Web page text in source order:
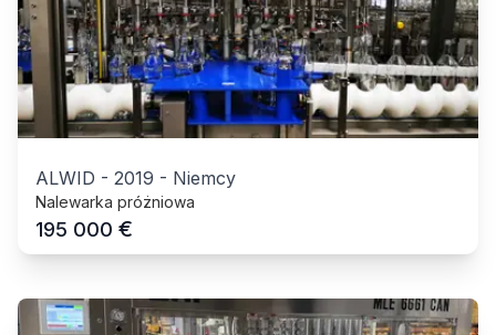
ALWID - 2019 - Niemcy
Nalewarka próżniowa
195 000 €